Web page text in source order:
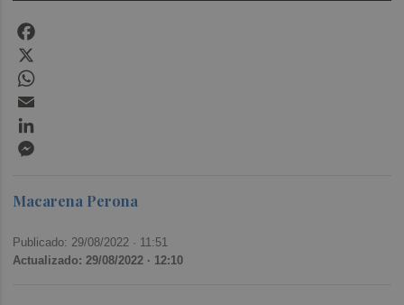
Macarena Perona
Publicado: 29/08/2022 · 11:51
Actualizado: 29/08/2022 · 12:10